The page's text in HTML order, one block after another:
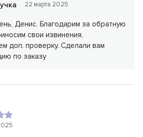
22 марта 2025
Денис. Благодарим за обратную
свои извинения,
доп. проверку. Сделали вам
по заказу